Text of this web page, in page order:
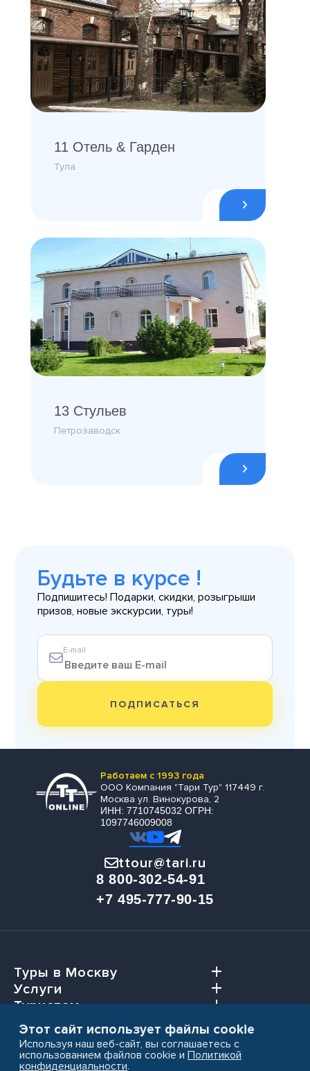
11 Отель & Гарден
Тула
13 Стульев
Петрозаводск
Будьте в курсе !
Подпишитесь! Подарки, скидки, розыгрыши
призов, новые экскурсии, туры!
E-mail
ПОДПИСАТЬСЯ
Работаем с 1993 года
ООО Компания "Тари Тур" 117449 г.
Москва ул. Винокурова, 2
ИНН: 7710745032 ОГРН:
1097746009008
ttour@tari.ru
8 800-302-54-91
+7 495-777-90-15
Туры в Москву
Услуги
Туристам
Агентствам
Этот сайт использует файлы cookie
Используя наш веб-сайт, вы соглашаетесь с
использованием файлов cookie и Политикой
конфиденциальности.